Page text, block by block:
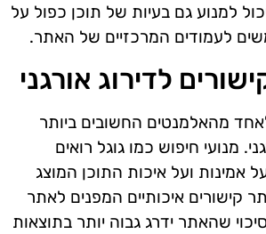
למנוע גם בעיות של תוכן כפול על
לעמודים המרכזיים של האתר.
לדירוג אורגני
מהאלמנטים החשובים ביותר
מנועי חיפוש כמו גוגל רואים
אמינות ועל איכות התוכן המוצג
קישורים איכותיים המפנים לאתר
שהאתר ידרג גבוה יותר בתוצאות